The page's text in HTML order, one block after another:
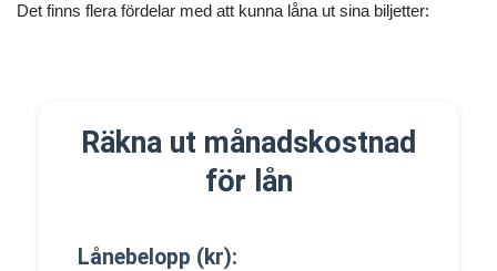
Det finns flera fördelar med att kunna låna ut sina biljetter:
Räkna ut månadskostnad
för lån
Lånebelopp (kr):